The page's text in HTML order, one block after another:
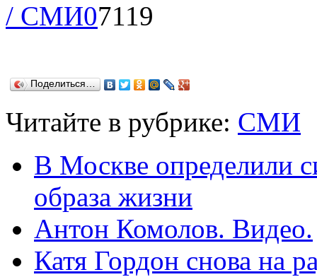
/ СМИ07119
Поделиться…
Читайте в рубрике: СМИ
В Москве определили
образа жизни
Антон Комолов. Видео.
Катя Гордон снова на